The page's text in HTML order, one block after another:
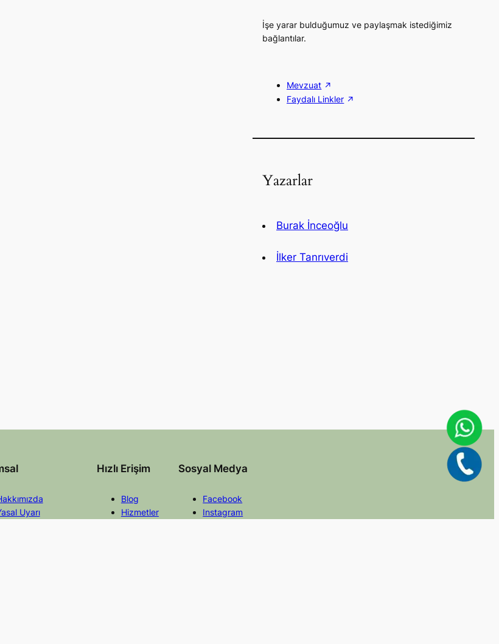
İşe yarar bulduğumuz ve paylaşmak istediğimiz
bağlantılar.
Mevzuat
Faydalı Linkler
Yazarlar
Burak İnceoğlu
İlker Tanrıverdi
Uyarı
Hızlı Erişim
Blog
Hizmetler
Sosyal Medya
Facebook
Instagram